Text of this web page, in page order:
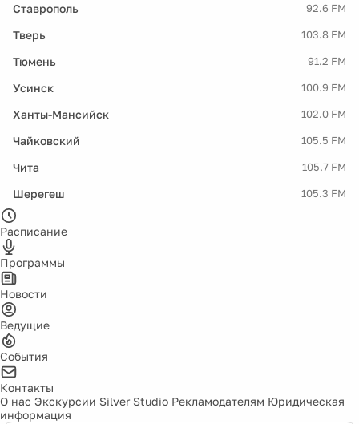
Ставрополь 92.6 FM
Тверь 103.8 FM
Тюмень 91.2 FM
Усинск 100.9 FM
Ханты-Мансийск 102.0 FM
Чайковский 105.5 FM
Чита 105.7 FM
Шерегеш 105.3 FM
Расписание
Программы
Новости
Ведущие
События
Контакты
О нас Экскурсии Silver Studio Рекламодателям Юридическая
информация